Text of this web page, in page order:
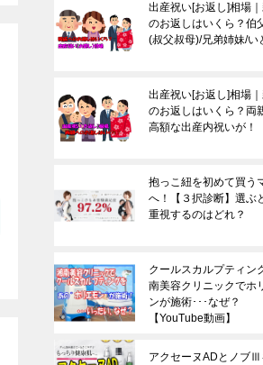
出産祝い[お返し]相場
のお返しはいくら？伯
(叔父叔母)/兄弟姉妹/い
出産祝い[お返し]相場
のお返しはいくら？両
高額な出産内祝いが！
抱っこ紐を初めて買う
へ！【３択診断】選ぶ
重視するのはどれ？
クールスカルプティン
南美容クリニックでホ
ンが施術･･･なぜ？
【YouTube動画】
アクセーヌADとノブⅢ